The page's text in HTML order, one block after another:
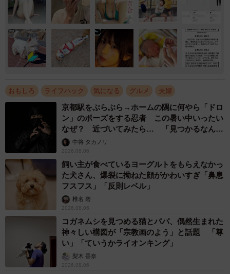
おもしろ ライフハック 気になる グルメ 夫婦
京都駅をぶらぶら→ホームの隅に何やら「ドロ
ン」のポーズをする忍者 この暑い中いったい
なぜ？ 近づいてみたら… 「見つかるなんて
未熟」中将 タカノリ
2026.08.06
飼い主が食べているヨーグルトをもらえなかっ
た犬さん、爆裂に拗ねた顔がかわいすぎ「鼻息
フスフス」「反則レベル」
椎名 碧
2026.08.06
コガネムシを見つめる猫とパパ、偶然生まれた
神々しい構図が「宗教画のよう」と話題 「尊
い」「ていうかライオンキング」
梨木 香奈
2026.08.06